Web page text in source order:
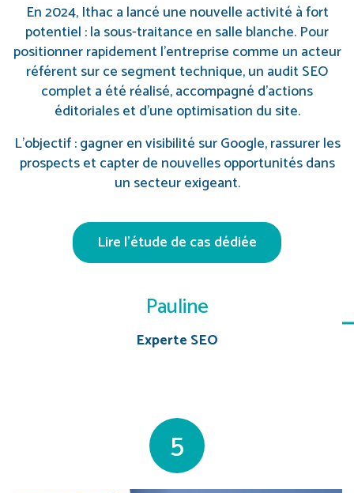
En 2024, Ithac a lancé une nouvelle activité à fort
potentiel : la sous-traitance en salle blanche. Pour
positionner rapidement l’entreprise comme un acteur
référent sur ce segment technique, un audit SEO
complet a été réalisé, accompagné d’actions
éditoriales et d’une optimisation du site.
L’objectif : gagner en visibilité sur Google, rassurer les
prospects et capter de nouvelles opportunités dans
un secteur exigeant.
Lire l’étude de cas dédiée
Pauline
Experte SEO